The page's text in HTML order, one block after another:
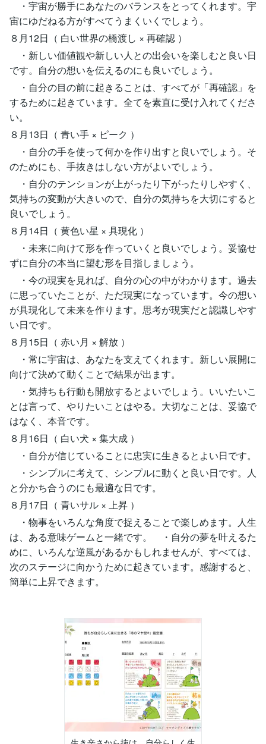
・宇宙が勝手にあなたのバランスをとってくれます。宇
宙にゆだねる方がすべてうまくいくでしょう。
８月12日（ 白い世界の橋渡し × 再確認 ）
・新しい価値観や新しい人との出会いを楽しむと良い日
です。自分の想いを伝えるのにも良いでしょう。
・自分の目の前に起きることは、すべてが「再確認」を
するために起きています。全てを素直に受け入れてくださ
い。
８月13日（ 青い手 × ピーク ）
・自分の手を使って何かを作り出すと良いでしょう。そ
のためにも、手抜きはしない方がよいでしょう。
・自分のテンションが上がったり下がったりしやすく、
気持ちの変動が大きいので、自分の気持ちを大切にすると
良いでしょう。
８月14日（ 黄色い星 × 具現化 ）
・未来に向けて形を作っていくと良いでしょう。妥協せ
ずに自分の本当に望む形を目指しましょう。
・今の現実を見れば、自分の心の中がわかります。過去
に思っていたことが、ただ現実になっています。今の想い
が具現化して未来を作ります。思考が現実だと認識しやす
い日です。
８月15日（ 赤い月 × 解放 ）
・常に宇宙は、あなたを支えてくれます。新しい展開に
向けて決めて動くことで結果が出ます。
・気持ちも行動も開放するとよいでしょう。いいたいこ
とは言って、やりたいことはやる。大切なことは、妥協で
はなく、本音です。
８月16日（ 白い犬 × 集大成 ）
・自分が信じていることに忠実に生きるとよい日です。
・シンプルに考えて、シンプルに動くと良い日です。人
と分かち合うのにも最適な日です。
８月17日（ 青いサル × 上昇 ）
・物事をいろんな角度で捉えることで楽しめます。人生
は、ある意味ゲームと一緒です。 ・自分の夢を叶えるた
めに、いろんな逆風があるかもしれませんが、すべては、
次のステージに向かうために起きています。感謝すると、
簡単に上昇できます。